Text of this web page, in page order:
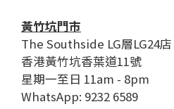
黃竹坑門市
The Southside LG層LG24店
香港黃竹坑香葉道11號
星期一至日 11am - 8pm
WhatsApp: 9232 6589